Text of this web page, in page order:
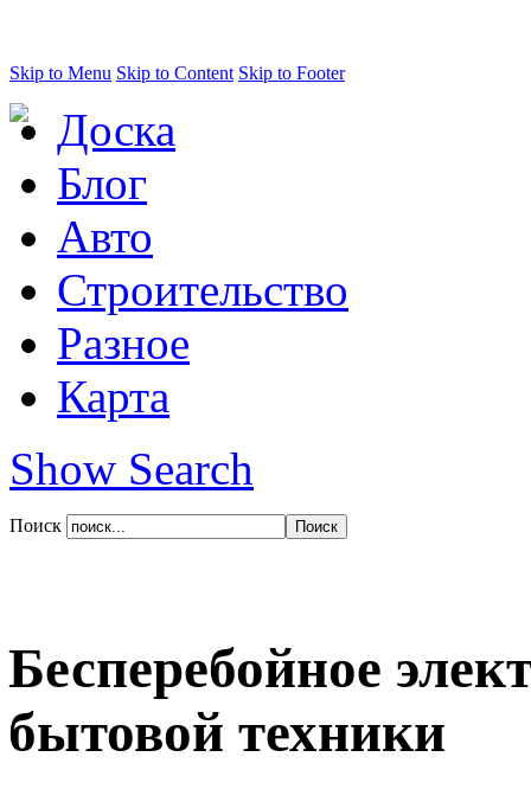
Skip to Menu Skip to Content Skip to Footer
Доска
Блог
Авто
Строительство
Разное
Карта
Show Search
Поиск
Бесперебойное
бытовой техники